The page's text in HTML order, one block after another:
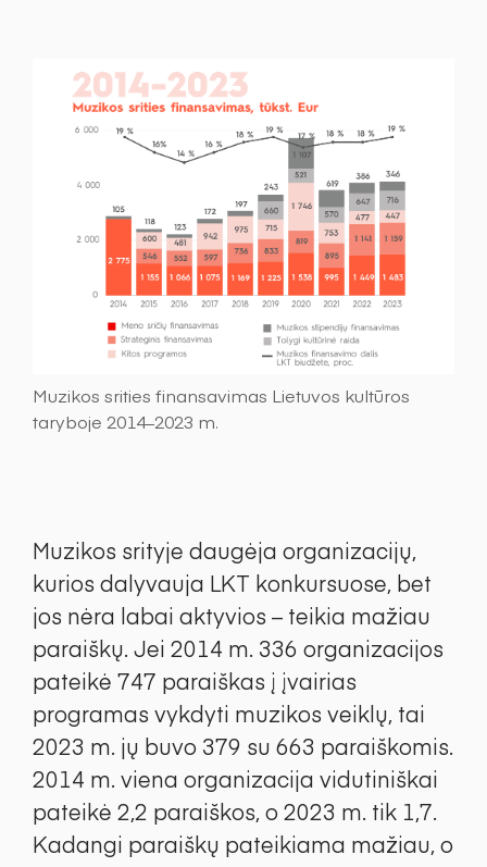
Muzikos srities finansavimas Lietuvos kultūros
taryboje 2014–2023 m.
Muzikos srityje daugėja organizacijų,
kurios dalyvauja LKT konkursuose, bet
jos nėra labai aktyvios – teikia mažiau
paraiškų. Jei 2014 m. 336 organizacijos
pateikė 747 paraiškas į įvairias
programas vykdyti muzikos veiklų, tai
2023 m. jų buvo 379 su 663 paraiškomis.
2014 m. viena organizacija vidutiniškai
pateikė 2,2 paraiškos, o 2023 m. tik 1,7.
Kadangi paraiškų pateikiama mažiau, o